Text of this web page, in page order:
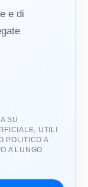
e di
SU
UTILI
POLITICO A
A LUNGO